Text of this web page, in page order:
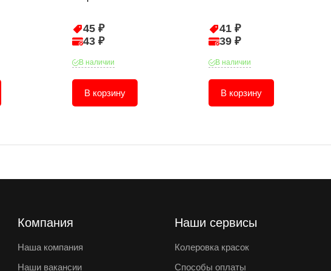
45 ₽
43 ₽
В наличии
В корзину
41 ₽
39 ₽
В наличии
В корзину
Компания
Наша компания
Наши вакансии
Наши сервисы
Колеровка красок
Способы оплаты